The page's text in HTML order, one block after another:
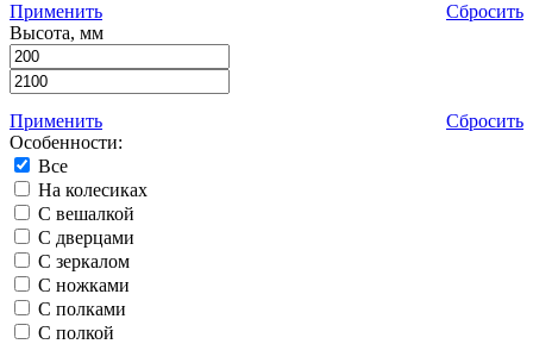
Применить
Сбросить
Высота, мм
Применить
Сбросить
Особенности:
Все
На колесиках
С вешалкой
С дверцами
С зеркалом
С ножками
С полками
С полкой